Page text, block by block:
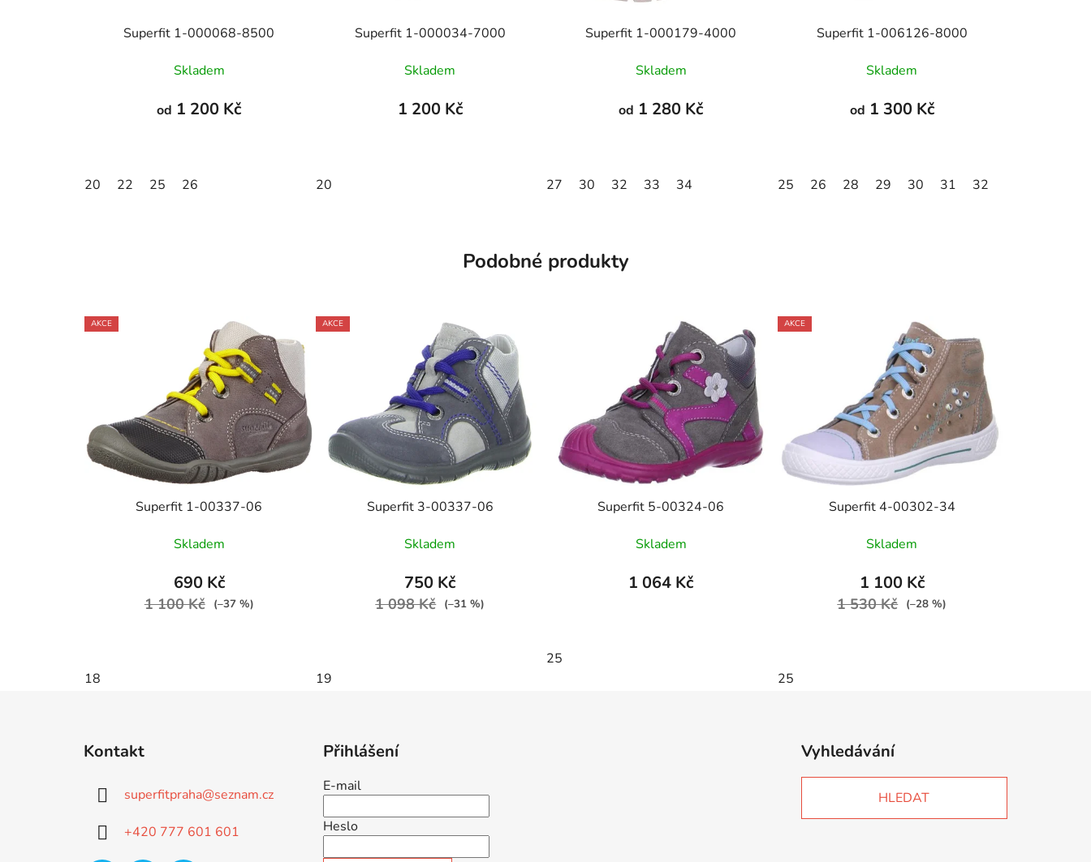
Superfit 1-000068-8500
Skladem
od 1 200 Kč
20 22 25 26
Superfit 1-000034-7000
Skladem
1 200 Kč
20
Superfit 1-000179-4000
Skladem
od 1 280 Kč
27 30 32 33 34
Superfit 1-006126-8000
Skladem
od 1 300 Kč
25 26 28 29 30 31 32
Podobné produkty
AKCE
Superfit 1-00337-06
Skladem
690 Kč
1 100 Kč (–37 %)
18
AKCE
Superfit 3-00337-06
Skladem
750 Kč
1 098 Kč (–31 %)
19
Superfit 5-00324-06
Skladem
1 064 Kč
25
AKCE
Superfit 4-00302-34
Skladem
1 100 Kč
1 530 Kč (–28 %)
25
Kontakt
superfitpraha@seznam.cz
+420 777 601 601
Přihlášení
E-mail
Heslo
Vyhledávání
HLEDAT